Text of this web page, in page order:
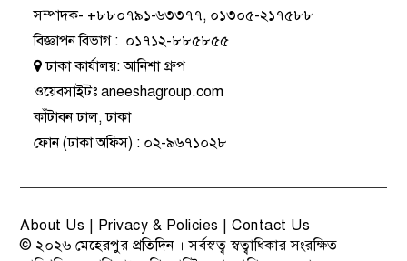
সম্পাদক- +৮৮০৭৯১-৬৩৩৭৭, ০১৩০৫-২১৭৫৮৮
বিজ্ঞাপন বিভাগ: ০১৭১২-৮৮৫৮৫৫
ঢাকা কার্যালয়:আনিশা গ্রুপ
ওয়েবসাইটঃaneeshagroup.com
কাঁটাবন ঢাল, ঢাকা
ফোন(ঢাকা অফিস) : ০২-৯৬৭১০২৮
About Us Privacy & Policies |Contact Us
© ২০২৬ মেহেরপুর প্রতিদিন । সর্বস্বত্ব স্বত্বাধিকার সংরক্ষিত।